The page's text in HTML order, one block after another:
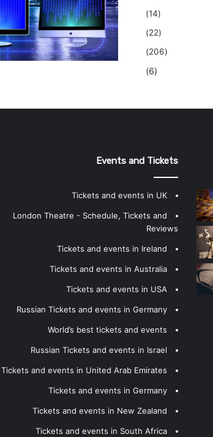
(14)
(22)
(206)
(6)
Events and Tickets
Tickets and events in UK
London Theatre - Schedule, Tickets and
Reviews
Tickets and events in Ireland
Tickets and events in Australia
Tickets and events in USA
Russian Tickets and events in Germany
World’s best tickets and events
Russian Tickets and events in Israel
Tickets and events in United Arab Emirates
Tickets and events in Germany
Tickets and events in New Zealand
Tickets and events in South Africa